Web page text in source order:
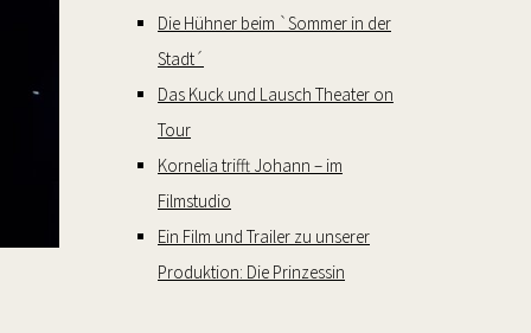
Die Hühner beim `Sommer in der
Stadt´
Das Kuck und Lausch Theater on
Tour
Kornelia trifft Johann – im
Filmstudio
Ein Film und Trailer zu unserer
Produktion: Die Prinzessin